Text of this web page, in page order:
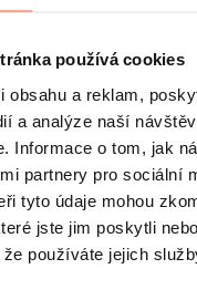
používá cookies
obsahu a reklam,
a analýze naší
Informace o tom, jak
partnery pro sociální
tyto údaje mohou
jste jim poskytli
používáte jejich
koš